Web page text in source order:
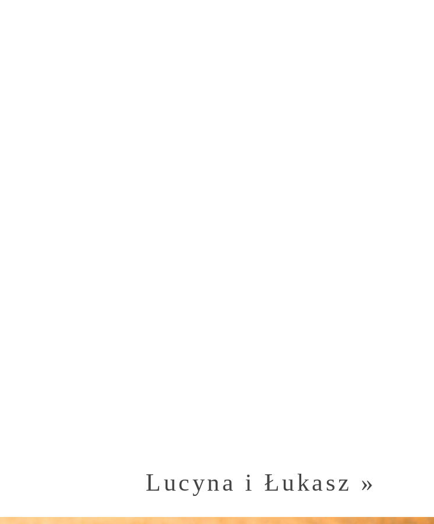
Lucyna i Łukasz »